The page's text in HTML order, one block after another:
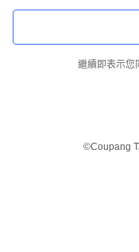
繼續即表示您
©Coupang